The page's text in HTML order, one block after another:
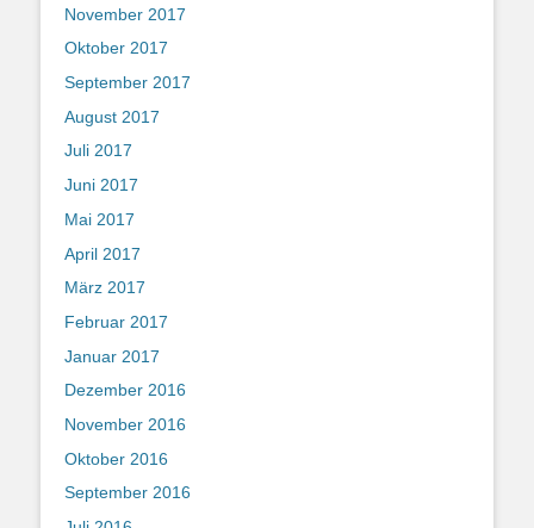
November 2017
Oktober 2017
September 2017
August 2017
Juli 2017
Juni 2017
Mai 2017
April 2017
März 2017
Februar 2017
Januar 2017
Dezember 2016
November 2016
Oktober 2016
September 2016